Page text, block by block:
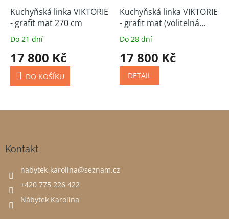
Kuchyňská linka VIKTORIE
- grafit mat 270 cm
Do 21 dní
17 800 Kč
DO KOŠÍKU
Kuchyňská linka VIKTORIE
- grafit mat (volitelná
sestava)
Do 28 dní
17 800 Kč
DETAIL
Kontakt
nabytek-karolina@seznam.cz
+420 775 226 422
Nábytek Karolína